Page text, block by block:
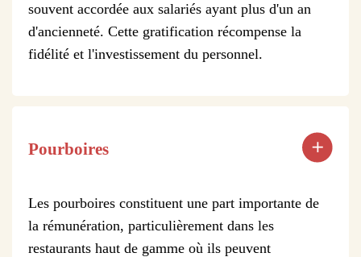
souvent accordée aux salariés ayant plus d'un an
d'ancienneté. Cette gratification récompense la
fidélité et l'investissement du personnel.
Pourboires
Les pourboires constituent une part importante de
la rémunération, particulièrement dans les
restaurants haut de gamme où ils peuvent